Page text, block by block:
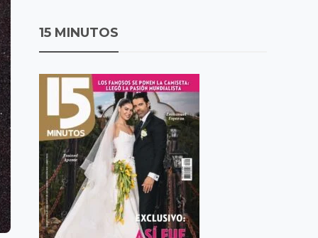
15 MINUTOS